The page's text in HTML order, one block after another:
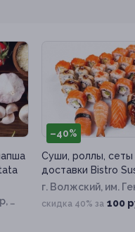
д.
–40%
Суши, роллы,
доставки Bistro
г. Волжский, им.
Карбышева ул, д.
скидка 40% за 100